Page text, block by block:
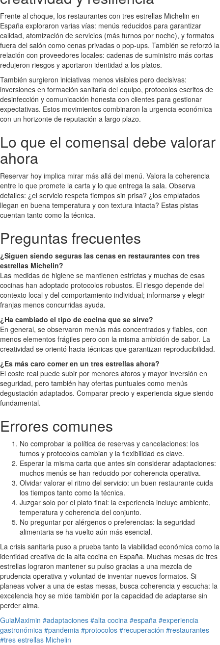
Frente al choque, los restaurantes con tres estrellas Michelin en
España exploraron varias vías: menús reducidos para garantizar
calidad, atomización de servicios (más turnos por noche), y formatos
fuera del salón como cenas privadas o pop-ups. También se reforzó la
relación con proveedores locales: cadenas de suministro más cortas
redujeron riesgos y aportaron identidad a los platos.
También surgieron iniciativas menos visibles pero decisivas:
inversiones en formación sanitaria del equipo, protocolos escritos de
desinfección y comunicación honesta con clientes para gestionar
expectativas. Estos movimientos combinaron la urgencia económica
con un horizonte de reputación a largo plazo.
Lo que el comensal debe valorar
ahora
Reservar hoy implica mirar más allá del menú. Valora la coherencia
entre lo que promete la carta y lo que entrega la sala. Observa
detalles: ¿el servicio respeta tiempos sin prisa? ¿los emplatados
llegan en buena temperatura y con textura intacta? Estas pistas
cuentan tanto como la técnica.
Preguntas frecuentes
¿Siguen siendo seguras las cenas en restaurantes con tres
estrellas Michelin?
Las medidas de higiene se mantienen estrictas y muchas de esas
cocinas han adoptado protocolos robustos. El riesgo depende del
contexto local y del comportamiento individual; informarse y elegir
franjas menos concurridas ayuda.
¿Ha cambiado el tipo de cocina que se sirve?
En general, se observaron menús más concentrados y fiables, con
menos elementos frágiles pero con la misma ambición de sabor. La
creatividad se orientó hacia técnicas que garantizan reproducibilidad.
¿Es más caro comer en un tres estrellas ahora?
El coste real puede subir por menores aforos y mayor inversión en
seguridad, pero también hay ofertas puntuales como menús
degustación adaptados. Comparar precio y experiencia sigue siendo
fundamental.
Errores comunes
No comprobar la política de reservas y cancelaciones: los
turnos y protocolos cambian y la flexibilidad es clave.
Esperar la misma carta que antes sin considerar adaptaciones:
muchos menús se han reducido por coherencia operativa.
Olvidar valorar el ritmo del servicio: un buen restaurante cuida
los tiempos tanto como la técnica.
Juzgar solo por el plato final: la experiencia incluye ambiente,
temperatura y coherencia del conjunto.
No preguntar por alérgenos o preferencias: la seguridad
alimentaria se ha vuelto aún más esencial.
La crisis sanitaria puso a prueba tanto la viabilidad económica como la
identidad creativa de la alta cocina en España. Muchas mesas de tres
estrellas lograron mantener su pulso gracias a una mezcla de
prudencia operativa y voluntad de inventar nuevos formatos. Si
planeas volver a una de estas mesas, busca coherencia y escucha: la
excelencia hoy se mide también por la capacidad de adaptarse sin
perder alma.
GuiaMaximin #adaptaciones #alta cocina #españa #experiencia
gastronómica #pandemia #protocolos #recuperación #restaurantes
#tres estrellas Michelin